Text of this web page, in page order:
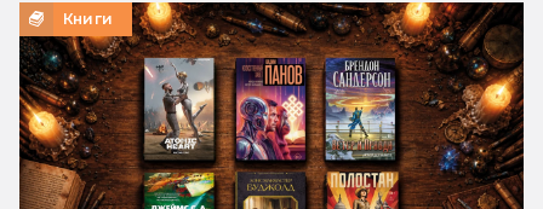
Книги